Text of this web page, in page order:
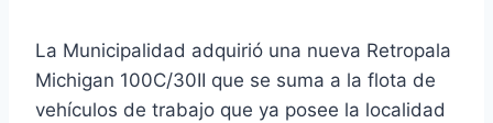
La Municipalidad adquirió una nueva Retropala
Michigan 100C/30II que se suma a la flota de
vehículos de trabajo que ya posee la localidad